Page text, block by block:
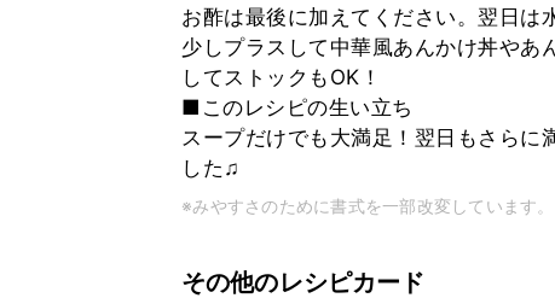
お酢は最後に加えてください。翌日は
少しプラスして中華風あんかけ丼やあ
してストックもOK！
■このレシピの生い立ち
スープだけでも大満足！翌日もさらに
した♫
※みやすさのために書式を一部改変しています。
その他のレシピカード